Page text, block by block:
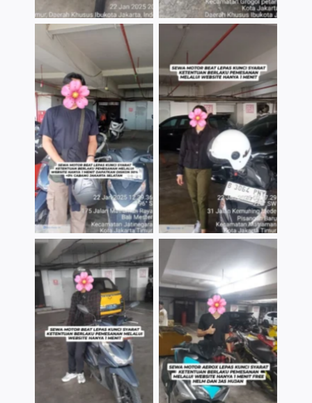
TNo Caption TNo Caption
TNo Caption TNo Caption